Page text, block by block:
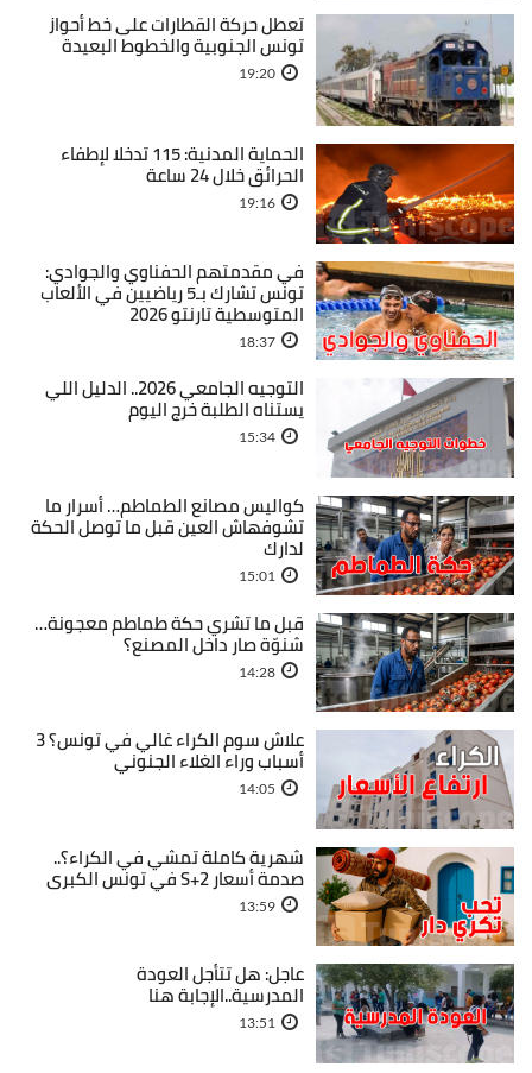
تعطل حركة القطارات على خط أحواز
تونس الجنوبية والخطوط البعيدة
19:20
الحماية المدنية: 115 تدخلا لإطفاء
الحرائق خلال 24 ساعة
19:16
في مقدمتهم الحفناوي والجوادي:
تونس تشارك بـ5 رياضيين في الألعاب
المتوسطية تارنتو 2026
18:37
التوجيه الجامعي 2026.. الدليل اللي
يستناه الطلبة خرج اليوم
15:34
كواليس مصانع الطماطم… أسرار ما
تشوفهاش العين قبل ما توصل الحكة
لدارك
15:01
قبل ما تشري حكة طماطم معجونة…
شنوّة صار داخل المصنع؟
14:28
علاش سوم الكراء غالي في تونس؟ 3
أسباب وراء الغلاء الجنوني
14:05
شهرية كاملة تمشي في الكراء؟..
صدمة أسعار S+2 في تونس الكبرى
13:59
عاجل: هل تتأجل العودة
المدرسية..الإجابة هنا
13:51